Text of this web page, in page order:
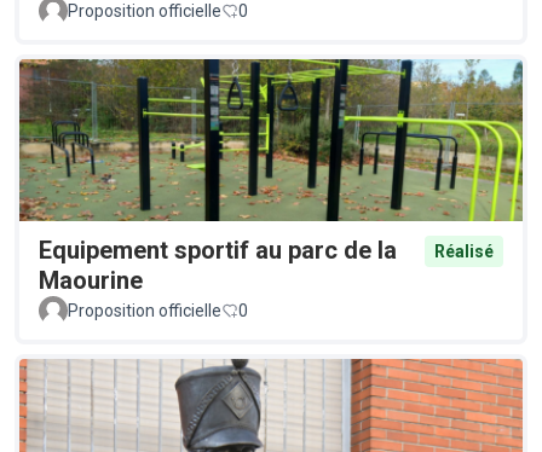
Proposition officielle 0
Equipement sportif au parc de la
Maourine
Réalisé
Proposition officielle 0